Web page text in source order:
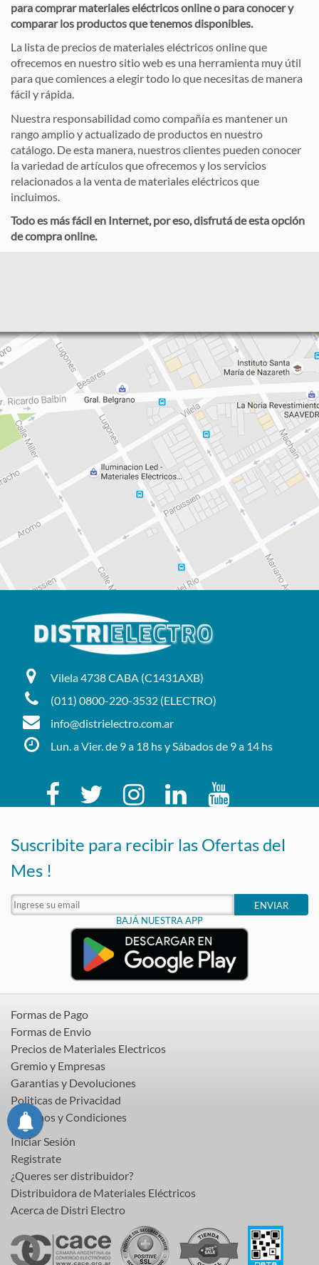
para comprar materiales eléctricos online o para conocer y
comparar los productos que tenemos disponibles.
La lista de precios de materiales eléctricos online que
ofrecemos en nuestro sitio web es una herramienta muy útil
para que comiences a elegir todo lo que necesitas de manera
fácil y rápida.
Nuestra responsabilidad como compañía es mantener un
rango amplio y actualizado de productos en nuestro
catálogo. De esta manera, nuestros clientes pueden conocer
la variedad de artículos que ofrecemos y los servicios
relacionados a la venta de materiales eléctricos que
incluimos.
Todo es más fácil en Internet, por eso, disfrutá de esta opción
de compra online.
Vilela 4738 CABA (C1431AXB)
(011) 0800-220-3532 (ELECTRO)
info@distrielectro.com.ar
Lun. a Vier. de 9 a 18 hs y Sábados de 9 a 14 hs
Suscribite para recibir las Ofertas del
Mes !
ENVIAR
BAJÁ NUESTRA APP
Formas de Pago
Formas de Envio
Precios de Materiales Electricos
Gremio y Empresas
Garantias y Devoluciones
Politicas de Privacidad
Terminos y Condiciones
Iniciar Sesión
Registrate
¿Queres ser distribuidor?
Distribuidora de Materiales Eléctricos
Acerca de Distri Electro